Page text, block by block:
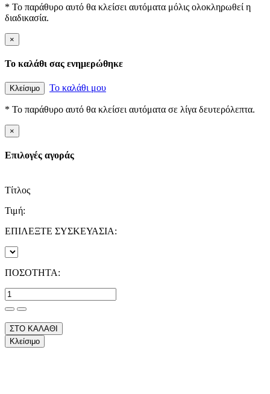
* Το παράθυρο αυτό θα κλείσει αυτόματα μόλις ολοκληρωθεί η
διαδικασία.
×
Το καλάθι σας ενημερώθηκε
Κλείσιμο Το καλάθι μου
* Το παράθυρο αυτό θα κλείσει αυτόματα σε λίγα δευτερόλεπτα.
×
Επιλογές αγοράς
Τίτλος
Τιμή:
ΕΠΙΛΕΞΤΕ ΣΥΣΚΕΥΑΣΙΑ:
ΠΟΣΟΤΗΤΑ:
ΣΤΟ ΚΑΛΑΘΙ
Κλείσιμο